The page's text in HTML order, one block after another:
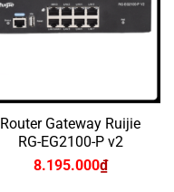
Router Gateway Ruijie
RG-EG2100-P v2
8.195.000₫